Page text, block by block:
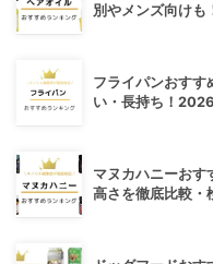
別やメンズ向けも
フライパンおすす
い・長持ち！2026
マヌカハニーおす
高さを徹底比較・